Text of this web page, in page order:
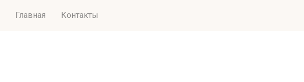
Главная Контакты